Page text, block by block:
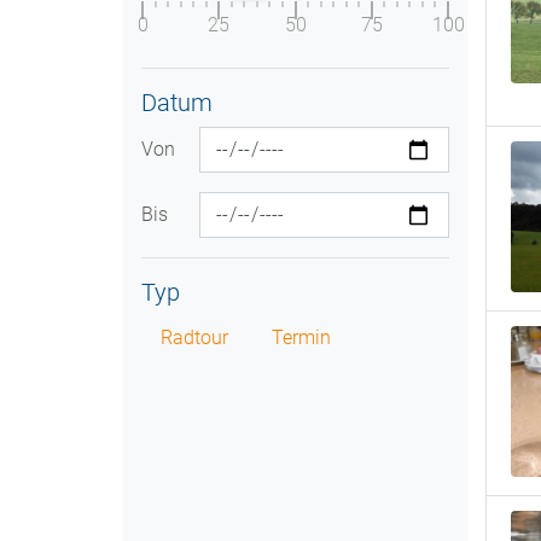
0 25 50 75 100
Datum
Von
Bis
Typ
Radtour Termin